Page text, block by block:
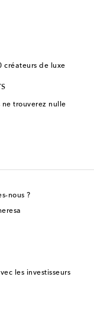
créateurs de luxe
ne trouverez nulle
nous ?
les investisseurs